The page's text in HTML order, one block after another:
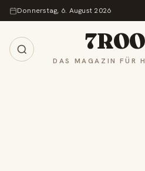
Zum Inhalt springen
Donnerstag, 6. August 2026
DAS MAGAZIN FÜR